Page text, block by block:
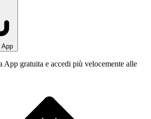
App
App gratuita e accedi più velocemente alle